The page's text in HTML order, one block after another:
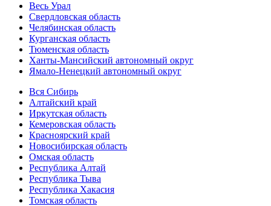
Весь Урал
Свердловская область
Челябинская область
Курганская область
Тюменская область
Ханты-Мансийский автономный округ
Ямало-Ненецкий автономный округ
Вся Сибирь
Алтайский край
Иркутская область
Кемеровская область
Красноярский край
Новосибирская область
Омская область
Республика Алтай
Республика Тыва
Республика Хакасия
Томская область